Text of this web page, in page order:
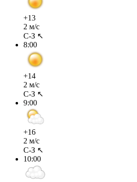
+13
2 м/с
С-З ↖
8:00
+14
2 м/с
С-З ↖
9:00
+16
2 м/с
С-З ↖
10:00